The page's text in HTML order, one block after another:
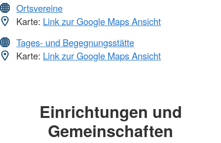
Ortsvereine
Karte: Link zur Google Maps Ansicht
Tages- und Begegnungsstätte
Karte: Link zur Google Maps Ansicht
Einrichtungen und
Gemeinschaften